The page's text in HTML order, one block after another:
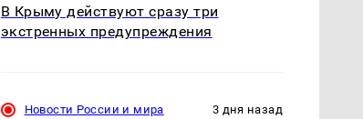
В Крыму действуют сразу три
экстренных предупреждения
Новости России и мира 3 дня назад